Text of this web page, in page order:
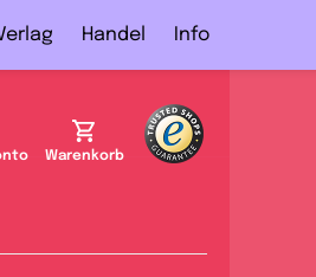
Handel Info
Warenkorb